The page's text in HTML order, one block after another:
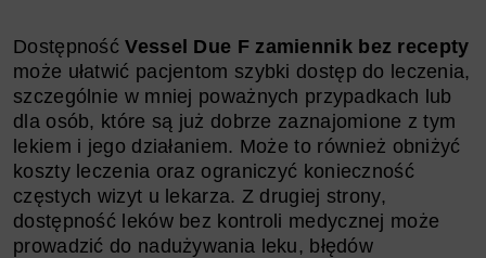
DostępnośćVessel Due F zamiennik bez recepty
może ułatwić pacjentom szybki dostęp do leczenia,
szczególnie w mniej poważnych przypadkach lub
dla osób, które są już dobrze zaznajomione z tym
lekiem i jego działaniem. Może to również obniżyć
koszty leczenia oraz ograniczyć konieczność
częstych wizyt u lekarza. Z drugiej strony,
dostępność leków bez kontroli medycznej może
prowadzić do nadużywania leku, błędów